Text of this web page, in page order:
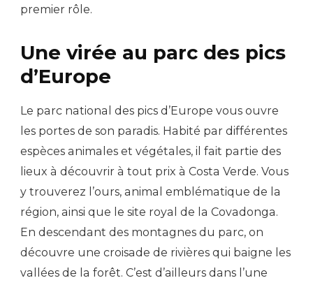
premier rôle.
Une virée au parc des pics
d’Europe
Le parc national des pics d’Europe vous ouvre
les portes de son paradis. Habité par différentes
espèces animales et végétales, il fait partie des
lieux à découvrir à tout prix à Costa Verde. Vous
y trouverez l’ours, animal emblématique de la
région, ainsi que le site royal de la Covadonga.
En descendant des montagnes du parc, on
découvre une croisade de rivières qui baigne les
vallées de la forêt. C’est d’ailleurs dans l’une